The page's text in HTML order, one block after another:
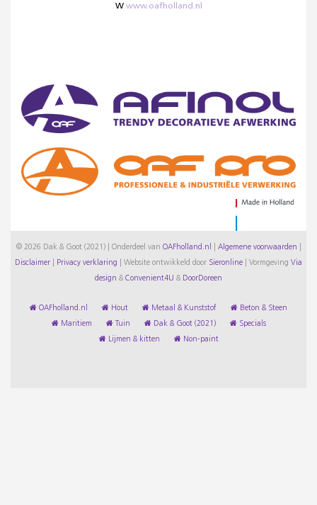
W www.oafholland.nl
© 2026 Dak & Goot (2021) | Onderdeel van OAFholland.nl Algemene voorwaarden
Disclaimer Privacy verklaring Website ontwikkeld door Sieronline Vormgeving Via
design & Convenient4U & DoorDoreen
OAFholland.nl Hout Metaal & Kunststof Beton & Steen
Maritiem Tuin Dak & Goot (2021) Specials
Lijmen & kitten Non-paint